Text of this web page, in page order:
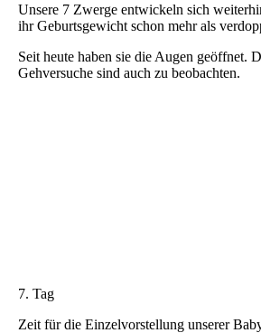
Unsere 7 Zwerge entwickeln sich
ihr Geburtsgewicht schon mehr als
Seit heute haben sie die Augen geöffnet.
Gehversuche sind auch zu beobachten.
7. Tag
Zeit für die Einzelvorstellung unserer